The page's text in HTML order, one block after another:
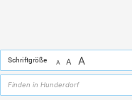
Schriftgröße A A A